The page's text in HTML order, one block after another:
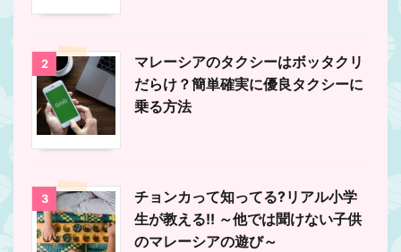
2
マレーシアのタクシーはボッタクリ
だらけ？簡単確実に優良タクシーに
乗る方法
3
チョンカって知ってる?リアル小学
生が教える!! ～他では聞けない子供
のマレーシアの遊び～